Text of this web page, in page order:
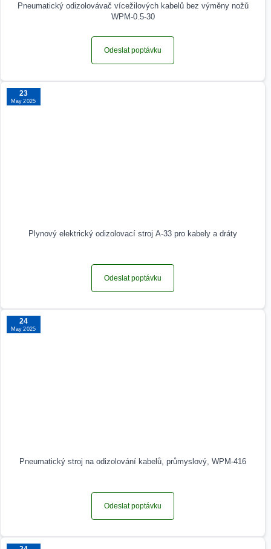
Pneumatický odizolovávač vícežilových kabelů bez výměny nožů
WPM-0.5-30
Odeslat poptávku
23
May 2025
Plynový elektrický odizolovací stroj A-33 pro kabely a dráty
Odeslat poptávku
24
May 2025
Pneumatický stroj na odizolování kabelů, průmyslový, WPM-416
Odeslat poptávku